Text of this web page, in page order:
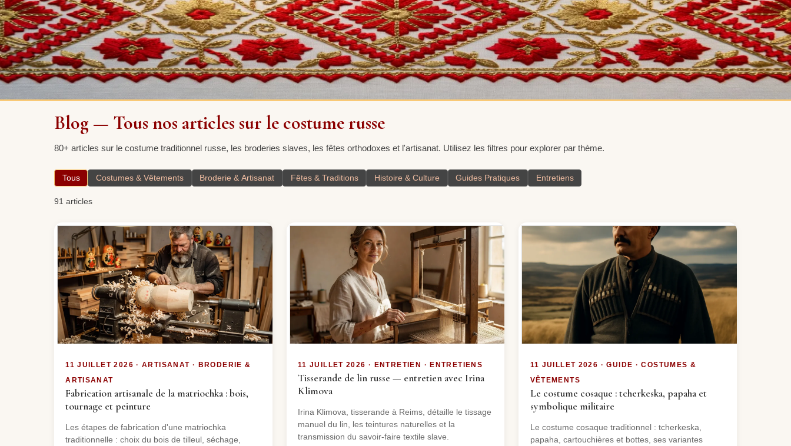
Blog — Tous nos articles sur le costume russe
80+ articles sur le costume traditionnel russe, les broderies slaves, les fêtes orthodoxes et l'artisanat. Utilisez les filtres pour explorer par thème.
Tous Costumes & Vêtements Broderie & Artisanat Fêtes & Traditions Histoire & Culture Guides Pratiques Entretiens
91 articles
11 JUILLET 2026 · ARTISANAT · BRODERIE &
ARTISANAT
Fabrication artisanale de la matriochka : bois,
tournage et peinture
Les étapes de fabrication d'une matriochka
traditionnelle : choix du bois de tilleul, séchage,
11 JUILLET 2026 · ENTRETIEN · ENTRETIENS
Tisserande de lin russe — entretien avec Irina
Klimova
Irina Klimova, tisserande à Reims, détaille le tissage
manuel du lin, les teintures naturelles et la
transmission du savoir-faire textile slave.
11 JUILLET 2026 · GUIDE · COSTUMES &
VÊTEMENTS
Le costume cosaque : tcherkeska, papaha et
symbolique militaire
Le costume cosaque traditionnel : tcherkeska,
papaha, cartouchières et bottes, ses variantes